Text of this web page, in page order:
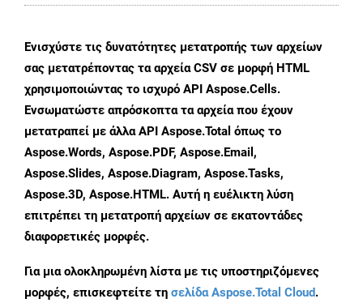
Ενισχύστε τις δυνατότητες μετατροπής των αρχείων
σας μετατρέποντας τα αρχεία CSV σε μορφή HTML
χρησιμοποιώντας το ισχυρό API Aspose.Cells.
Ενσωματώστε απρόσκοπτα τα αρχεία που έχουν
μετατραπεί με άλλα API Aspose.Total όπως το
Aspose.Words, Aspose.PDF, Aspose.Email,
Aspose.Slides, Aspose.Diagram, Aspose.Tasks,
Aspose.3D, Aspose.HTML. Αυτή η ευέλικτη λύση
επιτρέπει τη μετατροπή αρχείων σε εκατοντάδες
διαφορετικές μορφές.
Για μια ολοκληρωμένη λίστα με τις υποστηριζόμενες
μορφές, επισκεφτείτε τη σελίδα Aspose.Total Cloud.